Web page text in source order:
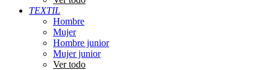
TEXTIL
Hombre
Mujer
Hombre junior
Mujer junior
Ver todo